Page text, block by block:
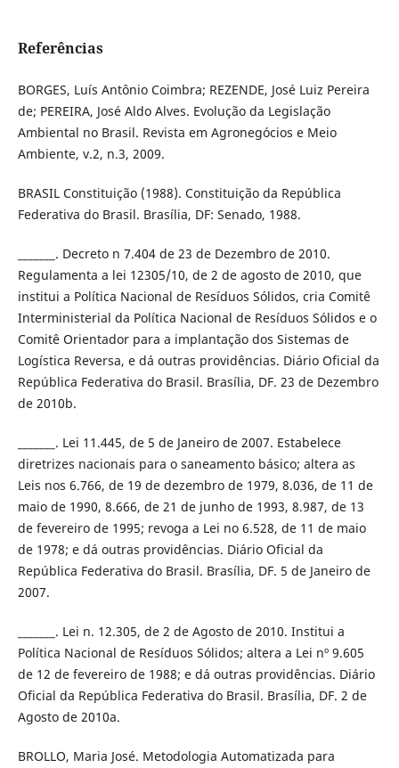
Referências
BORGES, Luís Antônio Coimbra; REZENDE, José Luiz Pereira
de; PEREIRA, José Aldo Alves. Evolução da Legislação
Ambiental no Brasil. Revista em Agronegócios e Meio
Ambiente, v.2, n.3, 2009.
BRASIL Constituição (1988). Constituição da República
Federativa do Brasil. Brasília, DF: Senado, 1988.
_______. Decreto n 7.404 de 23 de Dezembro de 2010.
Regulamenta a lei 12305/10, de 2 de agosto de 2010, que
institui a Política Nacional de Resíduos Sólidos, cria Comitê
Interministerial da Política Nacional de Resíduos Sólidos e o
Comitê Orientador para a implantação dos Sistemas de
Logística Reversa, e dá outras providências. Diário Oficial da
República Federativa do Brasil. Brasília, DF. 23 de Dezembro
de 2010b.
_______. Lei 11.445, de 5 de Janeiro de 2007. Estabelece
diretrizes nacionais para o saneamento básico; altera as
Leis nos 6.766, de 19 de dezembro de 1979, 8.036, de 11 de
maio de 1990, 8.666, de 21 de junho de 1993, 8.987, de 13
de fevereiro de 1995; revoga a Lei no 6.528, de 11 de maio
de 1978; e dá outras providências. Diário Oficial da
República Federativa do Brasil. Brasília, DF. 5 de Janeiro de
2007.
_______. Lei n. 12.305, de 2 de Agosto de 2010. Institui a
Política Nacional de Resíduos Sólidos; altera a Lei nº 9.605
de 12 de fevereiro de 1988; e dá outras providências. Diário
Oficial da República Federativa do Brasil. Brasília, DF. 2 de
Agosto de 2010a.
BROLLO, Maria José. Metodologia Automatizada para